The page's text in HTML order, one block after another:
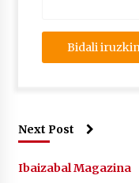
Next Post
Ibaizabal Magazina